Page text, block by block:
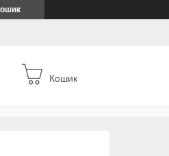
Кошик